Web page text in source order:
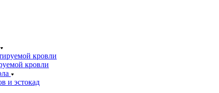
кровли
кровли
и эстокад